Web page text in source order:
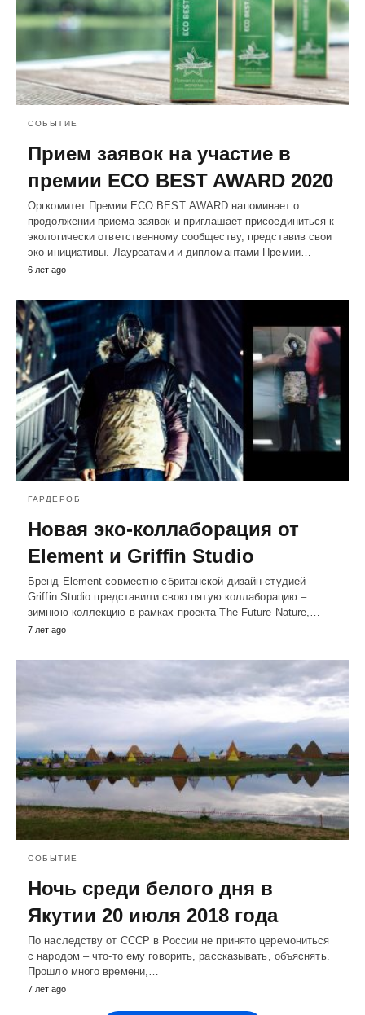
СОБЫТИЕ
Прием заявок на участие в
премии ECO BEST AWARD 2020
Оргкомитет Премии ECO BEST AWARD напоминает о
продолжении приема заявок и приглашает присоединиться к
экологически ответственному сообществу, представив свои
эко-инициативы. Лауреатами и дипломантами Премии…
6 лет ago
ГАРДЕРОБ
Новая эко-коллаборация от
Element и Griffin Studio
Бренд Element совместно сбританской дизайн-студией
Griffin Studio представили свою пятую коллаборацию –
зимнюю коллекцию в рамках проекта The Future Nature,…
7 лет ago
СОБЫТИЕ
Ночь среди белого дня в
Якутии 20 июля 2018 года
По наследству от СССР в России не принято церемониться
с народом – что-то ему говорить, рассказывать, объяснять.
Прошло много времени,…
7 лет ago